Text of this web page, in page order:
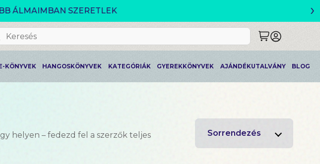
AKCIÓ! ›
KÖNYVEK HANGOSKÖNYVEK KATEGÓRIÁK GYEREKKÖNYVEK AJÁNDÉKUTALVÁNY BLOG
helyen – fedezd fel a szerzők teljes
Sorrendezés